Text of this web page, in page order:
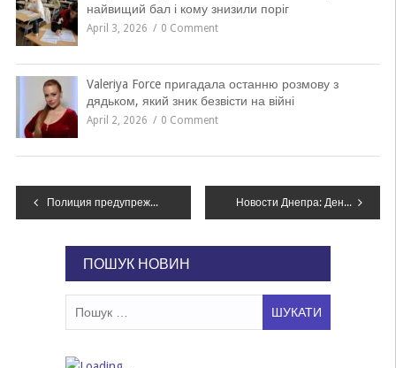
найвищий бал і кому знизили поріг
April 3, 2026 0 Comment
Valeriya Force пригадала останню розмову з
дядьком, який зник безвісти на війні
April 2, 2026 0 Comment
Навігація
Полиция предупреждает о тумане и гололедах на дороге в Днепропетровской области Новости Днепра: День траура, список бомбубежищ города, тысячи книг для учеников
ПОШУК НОВИН